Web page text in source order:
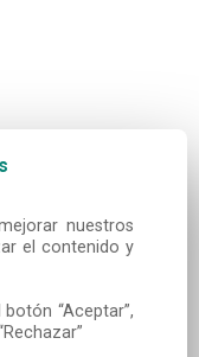
nuestros
el contenido y
“Aceptar”,